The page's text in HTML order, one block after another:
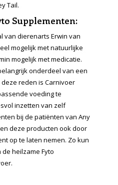
Tail.
Supplementen:
van dierenarts Erwin van
mogelijk met natuurlijke
mogelijk met medicatie.
onderdeel van een
reden is Carnivoer
voeding te
inzetten van zelf
bij de patiënten van Any
deze producten ook door
op te laten nemen. Zo kun
heilzame Fyto